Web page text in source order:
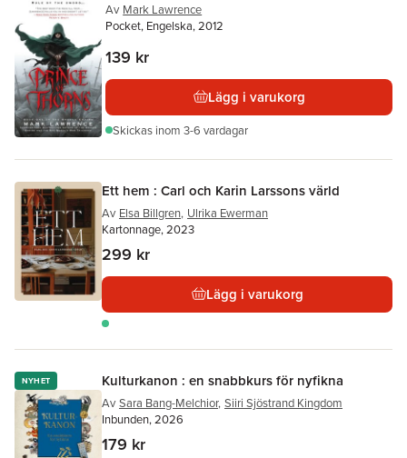
Av Mark Lawrence
Pocket, Engelska, 2012
139 kr
Lägg i varukorg
Skickas inom 3-6 vardagar
Ett hem : Carl och Karin Larssons värld
Av Elsa Billgren, Ulrika Ewerman
Kartonnage, 2023
299 kr
Lägg i varukorg
NYHET Kulturkanon : en snabbkurs för nyfikna
Av Sara Bang-Melchior, Siiri Sjöstrand Kingdom
Inbunden, 2026
179 kr